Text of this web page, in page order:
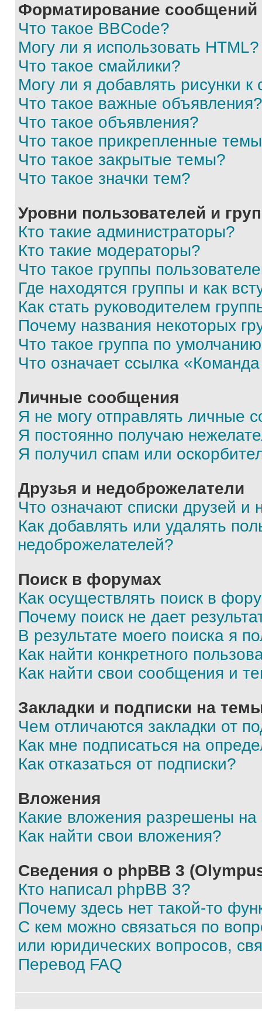
Форматирование
Что такое BBCode?
Могу ли я использовать HTML?
Что такое смайлики?
Могу ли я добавлять рисунки
Что такое важные объявления?
Что такое объявления?
Что такое прикрепленные
Что такое закрытые темы?
Что такое значки тем?
Уровни пользователей и
Кто такие администраторы?
Кто такие модераторы?
Что такое группы
Где находятся группы и как
Как стать руководителем
Почему названия некоторых
Что такое группа по
Что означает ссылка
Личные сообщения
Я не могу отправлять личные
Я постоянно получаю
Я получил спам или
Друзья и недоброжелатели
Что означают списки друзей и
Как добавлять или удалять
недоброжелателей?
Поиск в форумах
Как осуществлять поиск в
Почему поиск не дает
В результате моего поиска я
Как найти конкретного
Как найти свои сообщения и
Закладки и подписки на
Чем отличаются закладки от
Как мне подписаться на
Как отказаться от подписки?
Вложения
Какие вложения разрешены
Как найти свои вложения?
Сведения о phpBB 3
Кто написал phpBB 3?
Почему здесь нет такой-то
С кем можно связаться по
или юридических вопросов,
Перевод FAQ